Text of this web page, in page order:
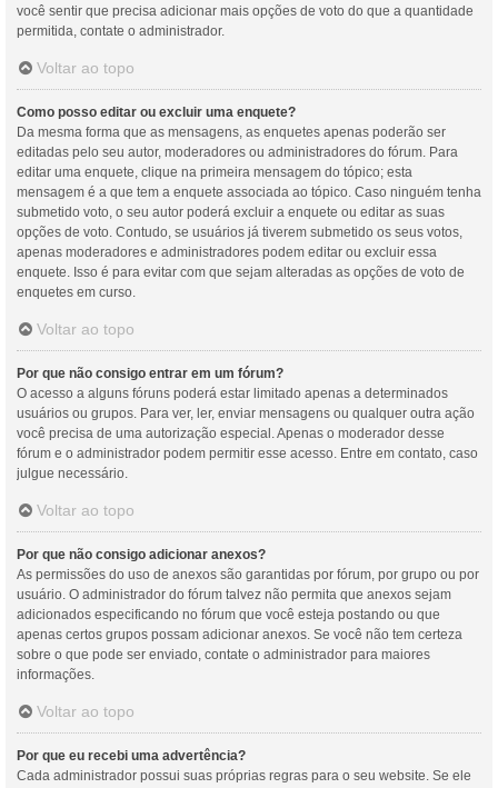
você sentir que precisa adicionar mais opções de voto do que a quantidade
permitida, contate o administrador.
Voltar ao topo
Como posso editar ou excluir uma enquete?
Da mesma forma que as mensagens, as enquetes apenas poderão ser
editadas pelo seu autor, moderadores ou administradores do fórum. Para
editar uma enquete, clique na primeira mensagem do tópico; esta
mensagem é a que tem a enquete associada ao tópico. Caso ninguém tenha
submetido voto, o seu autor poderá excluir a enquete ou editar as suas
opções de voto. Contudo, se usuários já tiverem submetido os seus votos,
apenas moderadores e administradores podem editar ou excluir essa
enquete. Isso é para evitar com que sejam alteradas as opções de voto de
enquetes em curso.
Voltar ao topo
Por que não consigo entrar em um fórum?
O acesso a alguns fóruns poderá estar limitado apenas a determinados
usuários ou grupos. Para ver, ler, enviar mensagens ou qualquer outra ação
você precisa de uma autorização especial. Apenas o moderador desse
fórum e o administrador podem permitir esse acesso. Entre em contato, caso
julgue necessário.
Voltar ao topo
Por que não consigo adicionar anexos?
As permissões do uso de anexos são garantidas por fórum, por grupo ou por
usuário. O administrador do fórum talvez não permita que anexos sejam
adicionados especificando no fórum que você esteja postando ou que
apenas certos grupos possam adicionar anexos. Se você não tem certeza
sobre o que pode ser enviado, contate o administrador para maiores
informações.
Voltar ao topo
Por que eu recebi uma advertência?
Cada administrador possui suas próprias regras para o seu website. Se ele